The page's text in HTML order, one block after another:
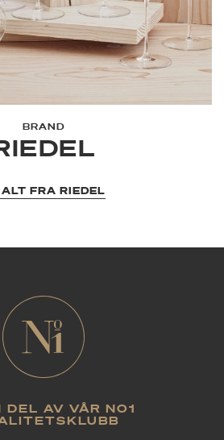
BRAND
FRA RIEDEL
DEL AV VÅR NO1